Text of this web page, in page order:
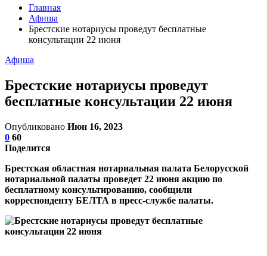
Главная
Афиша
Брестские нотариусы проведут бесплатные
консультации 22 июня
Афиша
Брестские нотариусы проведут
бесплатные консультации 22 июня
Опубликовано Июн 16, 2023
0 60
Поделится
Брестская областная нотариальная палата Белорусской
нотариальной палаты проведет 22 июня акцию по
бесплатному консультированию, сообщили
корреспонденту БЕЛТА в пресс-службе палаты.